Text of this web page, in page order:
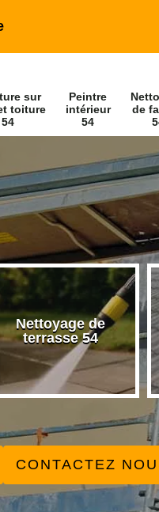
sur
toiture
54
Peintre
intérieur
54
de
de
54
CONTACTEZ